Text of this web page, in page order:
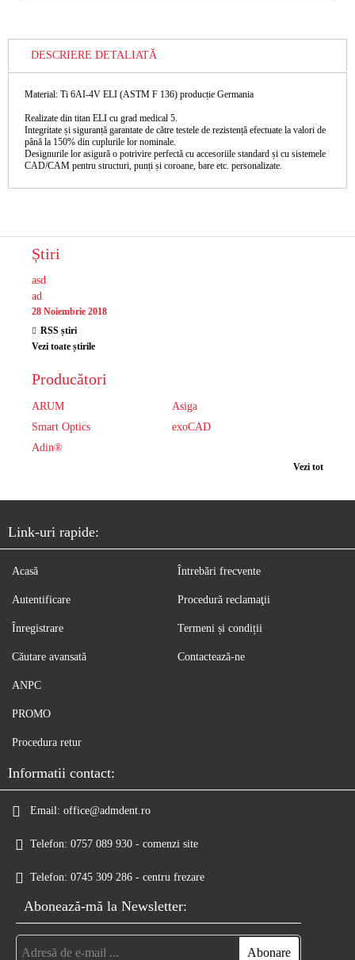
DESCRIERE DETALIATĂ
Material: Ti 6AI-4V ELI (ASTM F 136) producție Germania
Realizate din titan ELI cu grad medical 5.
Integritate și siguranță garantate de către testele de rezistență efectuate la valori de
până la 150% din cuplurile lor nominale.
Designurile lor asigură o potrivire perfectă cu accesoriile standard și cu sistemele
CAD/CAM pentru structuri, punți și coroane, bare etc. personalizate.
Știri
asd
ad
28 Noiembrie 2018
RSS știri
Vezi toate știrile
Producători
ARUM
Asiga
Smart Optics
exoCAD
Adin®
Vezi tot
Link-uri rapide:
Acasă
Autentificare
Înregistrare
Căutare avansată
Întrebări frecvente
Procedură reclamaţii
Termeni și condiții
Contactează-ne
ANPC
PROMO
Procedura retur
Informatii contact:
Email: office@admdent.ro
Telefon: 0757 089 930 - comenzi site
Telefon: 0745 309 286 - centru frezare
Abonează-mă la Newsletter: